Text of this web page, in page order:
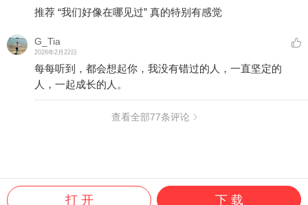
推荐 “我们好像在哪见过” 真的特别有感觉
G_Tia
2026年2月22日
每每听到，都会想起你，我没有错过的人，一直坚定的
人，一起成长的人。
查看全部77条评论
打 开 下 载